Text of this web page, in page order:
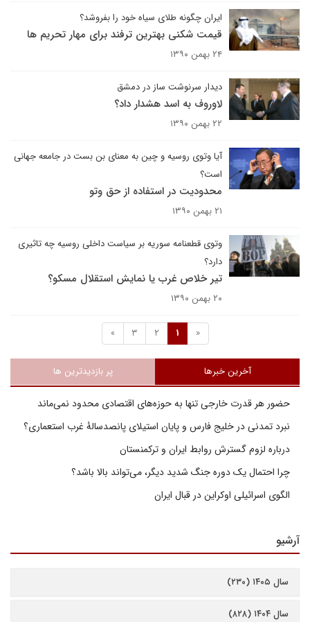
ایران چگونه طلای سیاه خود را بفروشد؟
قیمت شکنی بهترین ترفند برای مهار تحریم ها
۲۴ بهمن ۱۳۹۰
دیدار سرنوشت ساز در دمشق
لاوروف به اسد هشدار داد؟
۲۲ بهمن ۱۳۹۰
آیا وتوی روسیه و چین به معنای بن بست در جامعه جهانی
است؟
محدودیت در استفاده از حق وتو
۲۱ بهمن ۱۳۹۰
وتوی قطعنامه سوریه بر سیاست داخلی روسیه چه تاثیری
دارد؟
تیر خلاص غرب یا نمایش استقلال مسکو؟
۲۰ بهمن ۱۳۹۰
«
1
2
3
»
آخرین خبرها پر بازدیدترین ها
حضور هر قدرت خارجی تنها به حوزه‌های اقتصادی محدود نمی‌ماند
نبرد تمدنی در خلیج فارس و پایان استیلای پانصدسالۀ غرب استعماری؟
درباره لزوم گسترش روابط ایران و ترکمنستان
چرا احتمال یک دوره جنگ شدید دیگر، می‌تواند بالا باشد؟
الگوی اسرائیلی اوکراین در قبال ایران
آرشیو
سال ۱۴۰۵ (۲۳۰)
سال ۱۴۰۴ (۸۲۸)